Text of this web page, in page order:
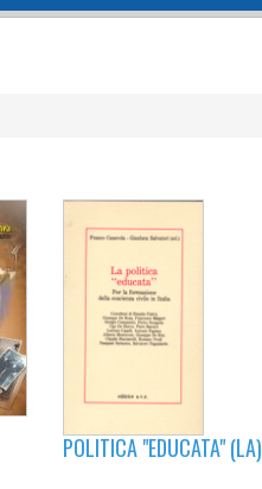
POLITICA "EDUCATA" (LA)